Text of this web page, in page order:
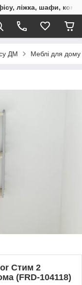
ліжка, шафи,
ДМ Меблі для
Стим 2
(FRD-104118)